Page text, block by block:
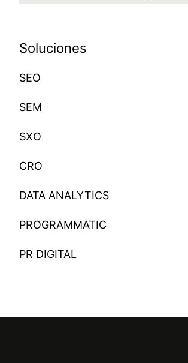
Soluciones
SEO
SEM
SXO
CRO
DATA ANALYTICS
PROGRAMMATIC
PR DIGITAL